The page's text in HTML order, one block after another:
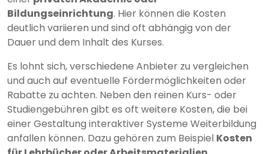
Bildungseinrichtung. Hier können die Kosten
deutlich variieren und sind oft abhängig von der
Dauer und dem Inhalt des Kurses.
Es lohnt sich, verschiedene Anbieter zu vergleichen
und auch auf eventuelle Fördermöglichkeiten oder
Rabatte zu achten. Neben den reinen Kurs- oder
Studiengebühren gibt es oft weitere Kosten, die bei
einer Gestaltung interaktiver Systeme Weiterbildung
anfallen können. Dazu gehören zum Beispiel Kosten